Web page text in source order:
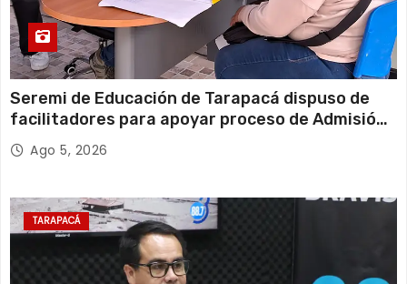
Seremi de Educación de Tarapacá dispuso de
facilitadores para apoyar proceso de Admisión
Escolar 2027
Ago 5, 2026
TARAPACÁ